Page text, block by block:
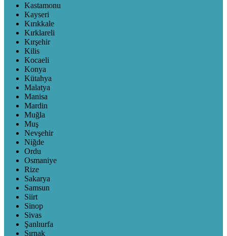
Kastamonu
Kayseri
Kırıkkale
Kırklareli
Kırşehir
Kilis
Kocaeli
Konya
Kütahya
Malatya
Manisa
Mardin
Muğla
Muş
Nevşehir
Niğde
Ordu
Osmaniye
Rize
Sakarya
Samsun
Siirt
Sinop
Sivas
Şanlıurfa
Şırnak